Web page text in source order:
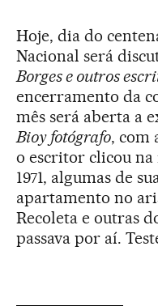
Hoje, dia do
Nacional será
Borges e outros
encerramento da
mês será aberta a
Bioy fotógrafo, com
o escritor clicou
1971, algumas de
apartamento no
Recoleta e outras
passava por aí.